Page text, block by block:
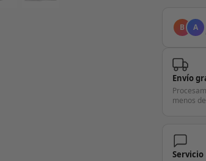
B A
Envío
menos
Servicio